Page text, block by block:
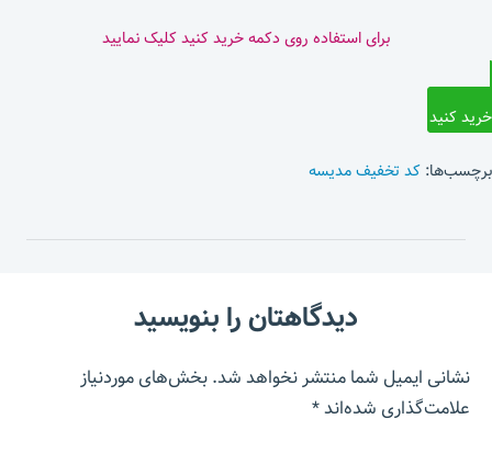
برای استفاده روی دکمه خرید کنید کلیک نمایید
خرید کنید
برچسب‌ها: کد تخفیف مدیسه
دیدگاهتان را بنویسید
نشانی ایمیل شما منتشر نخواهد شد.بخش‌های موردنیاز
علامت‌گذاری شده‌اند*